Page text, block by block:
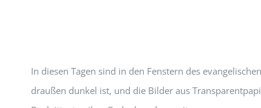
In diesen Tagen sind in den Fenstern des
draußen dunkel ist, und die Bilder aus